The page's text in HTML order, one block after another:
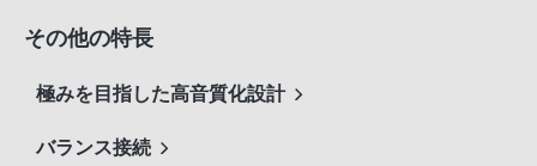
その他の特長
極みを目指した高音質化設計
バランス接続